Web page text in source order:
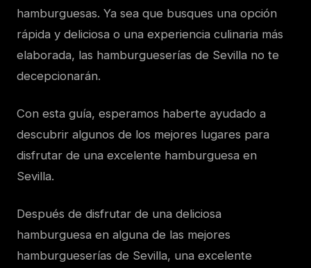
hamburguesas. Ya sea que busques una opción
rápida y deliciosa o una experiencia culinaria más
elaborada, las hamburgueserías de Sevilla no te
decepcionarán.
Con esta guía, esperamos haberte ayudado a
descubrir algunos de los mejores lugares para
disfrutar de una excelente hamburguesa en
Sevilla.
Después de disfrutar de una deliciosa
hamburguesa en alguna de las mejores
hamburgueserías de Sevilla, una excelente